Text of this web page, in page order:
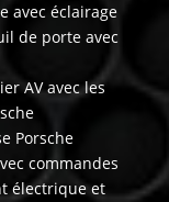
avec éclairage
de porte avec
AV avec les
Porsche
commandes
électrique et